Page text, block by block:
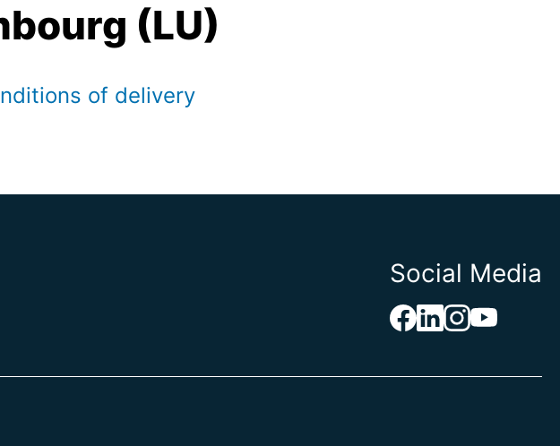
(LU)
of delivery
Social Media